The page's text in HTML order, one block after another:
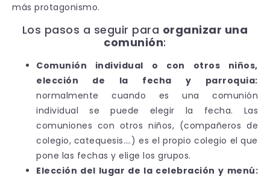
más protagonismo.
Los pasos a seguir para organizar una
comunión:
Comunión individual o con otros niños,
elección de la fecha y parroquia:
normalmente cuando es una comunión
individual se puede elegir la fecha. Las
comuniones con otros niños, (compañeros de
colegio, catequesis….) es el propio colegio el que
pone las fechas y elige los grupos.
Elección del lugar de la celebración y menú: